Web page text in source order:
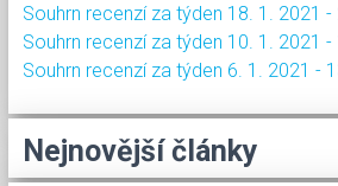
Souhrn recenzí za týden 18. 1. 2021 -
Souhrn recenzí za týden 10. 1. 2021 -
Souhrn recenzí za týden 6. 1. 2021 -
Nejnovější články